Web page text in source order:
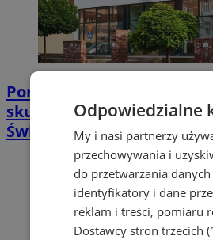
Poradnia leczenia ran
skuteczna terapia trudno
Świętochłowice
Odpowiedzialne
My i nasi partnerzy
przechowywania i
do przetwarzania
identyfikatory i dane
reklam i treści, pomiaru
Dostawcy stron trzecich